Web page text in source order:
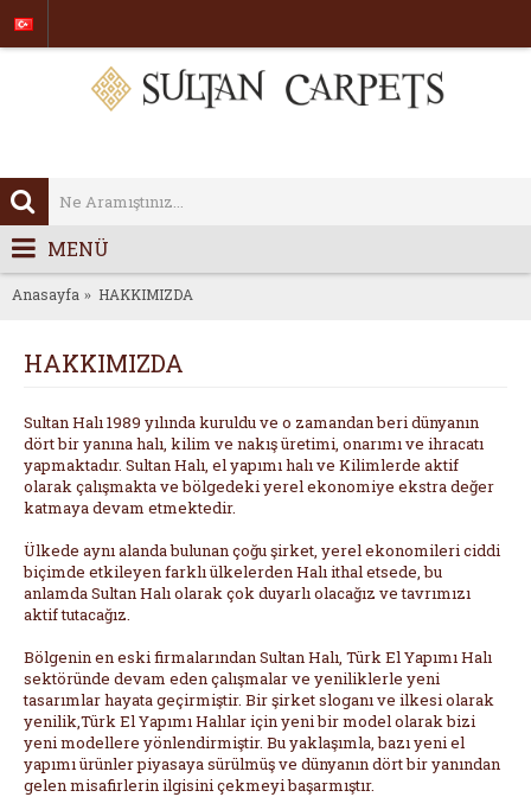
MENÜ
Anasayfa HAKKIMIZDA
HAKKIMIZDA
Sultan Halı 1989 yılında kuruldu ve o zamandan beri dünyanın
dört bir yanına halı, kilim ve nakış üretimi, onarımı ve ihracatı
yapmaktadır. Sultan Halı, el yapımı halı ve Kilimlerde aktif
olarak çalışmakta ve bölgedeki yerel ekonomiye ekstra değer
katmaya devam etmektedir.
Ülkede aynı alanda bulunan çoğu şirket, yerel ekonomileri ciddi
biçimde etkileyen farklı ülkelerden Halı ithal etsede, bu
anlamda Sultan Halı olarak çok duyarlı olacağız ve tavrımızı
aktif tutacağız.
Bölgenin en eski firmalarından Sultan Halı, Türk El Yapımı Halı
sektöründe devam eden çalışmalar ve yeniliklerle yeni
tasarımlar hayata geçirmiştir. Bir şirket sloganı ve ilkesi olarak
yenilik,Türk El Yapımı Halılar için yeni bir model olarak bizi
yeni modellere yönlendirmiştir. Bu yaklaşımla, bazı yeni el
yapımı ürünler piyasaya sürülmüş ve dünyanın dört bir yanından
gelen misafirlerin ilgisini çekmeyi başarmıştır.